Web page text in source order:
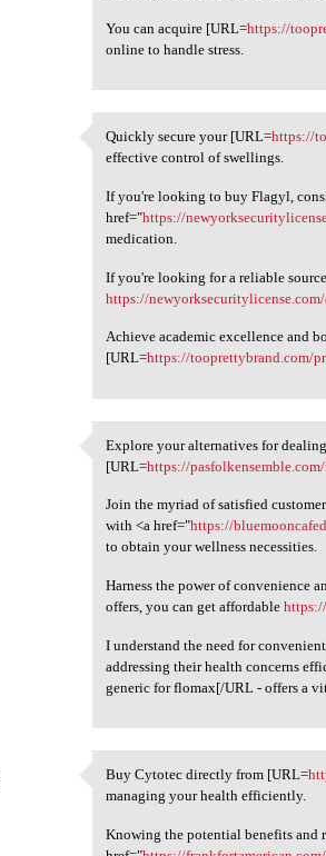
You can acquire [URL=https://
online to handle stress.
Quickly secure your [URL
Quickly secure your [URL=https://
effective control of swellings.
If you're looking to buy Flagyl,
href="https://
medication.
If you're looking for a reliable
https://
Achieve academic excellence and
[URL=https://tooprettybrand.com/
Explore your alternatives for
Explore your alternatives for
[URL=https://
Join the myriad of satisfied
with <a href="https://
to obtain your wellness necessities.
Harness the power of convenience
offers, you can get affordable
I understand the need for
addressing their health concerns
generic for flomax[/URL - offers a
Buy Cytotec directly from
Buy Cytotec directly from [URL=
managing your health efficiently.
Knowing the potential benefits and